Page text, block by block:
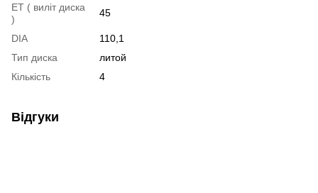
ET ( виліт диска
)
45
DIA
110,1
Тип диска
литой
Кількість
4
Відгуки